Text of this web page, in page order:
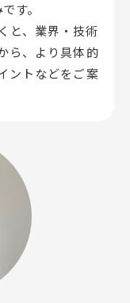
す。
と、業界・技術
、 より具体的
ントなどをご案